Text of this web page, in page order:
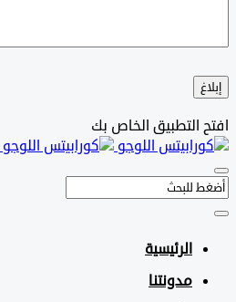
الخاص بك
الرئيسية
مدونتنا